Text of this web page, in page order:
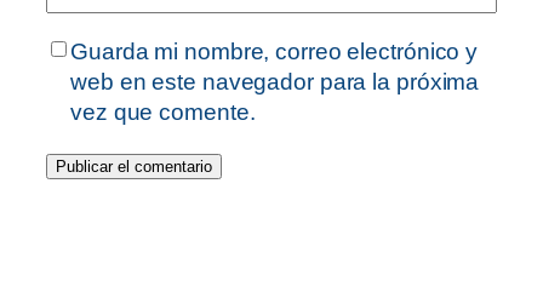
Guarda mi nombre, correo electrónico y
web en este navegador para la próxima
vez que comente.